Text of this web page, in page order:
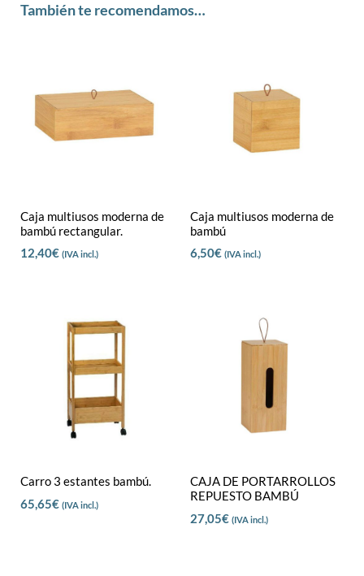
También te recomendamos…
Caja multiusos moderna de
bambú rectangular.
12,40€ (IVA incl.)
Caja multiusos moderna de
bambú
6,50€ (IVA incl.)
Carro 3 estantes bambú.
65,65€ (IVA incl.)
CAJA DE PORTARROLLOS
REPUESTO BAMBÚ
27,05€ (IVA incl.)